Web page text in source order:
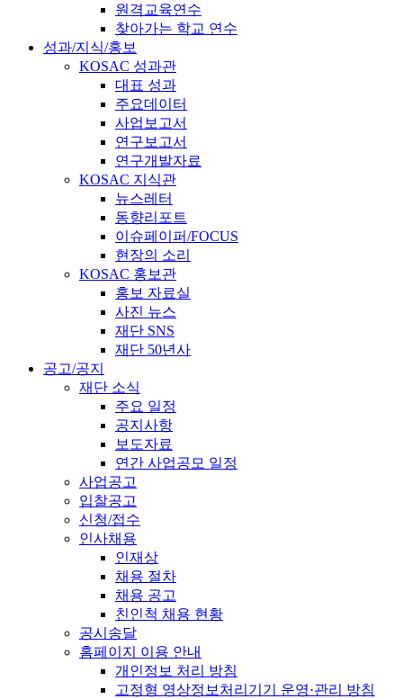
원격교육연수
찾아가는 학교 연수
성과/지식/홍보
KOSAC 성과관
대표 성과
주요데이터
사업보고서
연구보고서
연구개발자료
KOSAC 지식관
뉴스레터
동향리포트
이슈페이퍼/FOCUS
현장의 소리
KOSAC 홍보관
홍보 자료실
사진 뉴스
재단 SNS
재단 50년사
공고/공지
재단 소식
주요 일정
공지사항
보도자료
연간 사업공모 일정
사업공고
입찰공고
신청/접수
인사채용
인재상
채용 절차
채용 공고
친인척 채용 현황
공시송달
홈페이지 이용 안내
개인정보 처리 방침
고정형 영상정보처리기기 운영·관리 방침